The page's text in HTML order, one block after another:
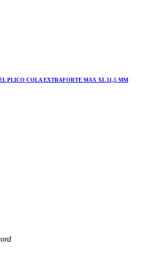
PLICO COLA EXTRAFORTE MAX XL 11,5 MM